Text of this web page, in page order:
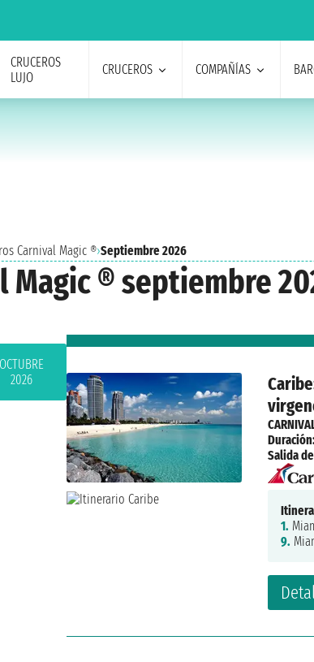
CRUCEROS
LUJO
CRUCEROS COMPAÑÍAS
Carnival Magic ®›Septiembre 2026
Magic ® septiembre
OCTUBRE
2026
Duración:
Salida
1.
9.